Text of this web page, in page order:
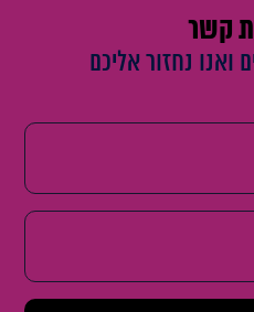
קשר
ואנו נחזור אליכם